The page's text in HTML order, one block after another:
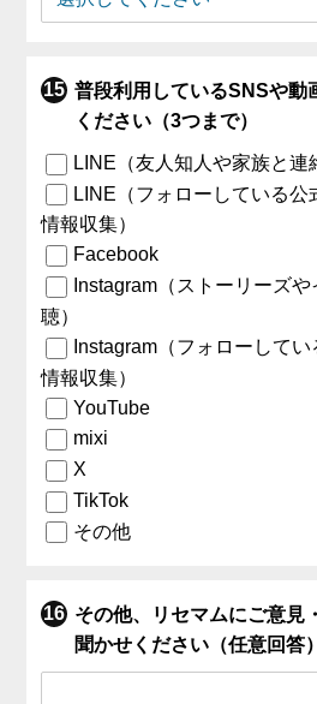
普段利用しているSNSや動
ください（3つまで）
LINE（友人知人や家族と連
LINE（フォローしている
情報収集）
Facebook
Instagram（ストーリーズ
聴）
Instagram（フォローして
情報収集）
YouTube
mixi
X
TikTok
その他
その他、リセマムにご意見
聞かせください（任意回答）